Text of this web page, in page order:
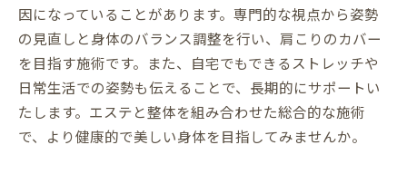
因になっていることがあります。専門的な視点から姿勢
の見直しと身体のバランス調整を行い、肩こりのカバー
を目指す施術です。また、自宅でもできるストレッチや
日常生活での姿勢も伝えることで、長期的にサポートい
たします。エステと整体を組み合わせた総合的な施術
で、より健康的で美しい身体を目指してみませんか。